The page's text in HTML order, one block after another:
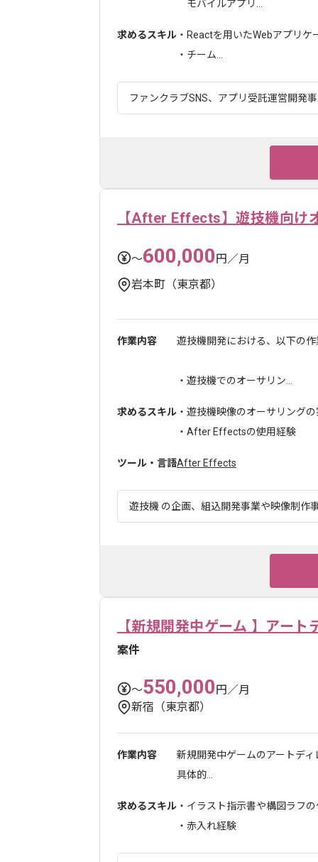
モバイルアプリ...
求めるスキル ・Reactを用いたWebアプリ
・チーム...
ファンクラブSNS、アプリ受託運営開発
【After Effects】遊技機向け
〜600,000円／月
岩本町（東京都）
作業内容 遊技機開発における、以下の
・遊技機でのオーサリン...
求めるスキル ・遊技機映像のオーサリング
・After Effectsの使用経験
ツール・言語After Effects
遊技機 の企画、組込開発事業や映像制作
【新規開発中ゲーム 】アー
案件
〜550,000円／月
新宿（東京都）
作業内容
新規開発中ゲームのアートデ
具体的...
求めるスキル ・イラスト指示書や構図ラフ
・赤入れ経験